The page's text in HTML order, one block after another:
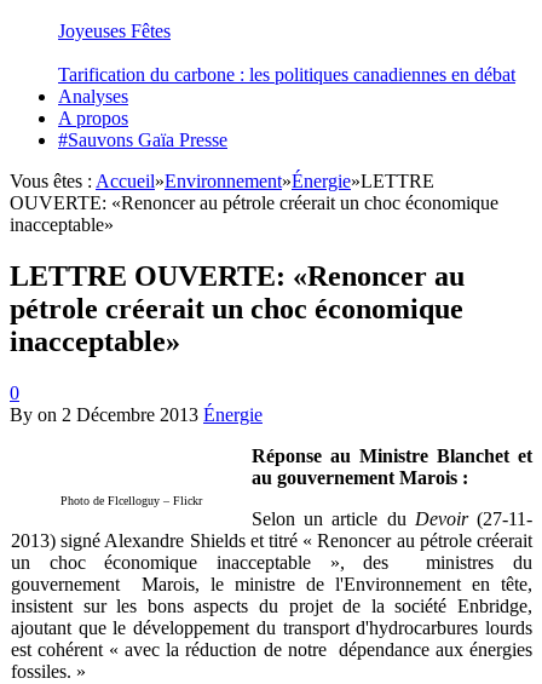
Joyeuses Fêtes
Tarification du carbone : les politiques canadiennes en débat
Analyses
A propos
#Sauvons Gaïa Presse
Vous êtes : Accueil»Environnement»Énergie»LETTRE
OUVERTE: «Renoncer au pétrole créerait un choc économique
inacceptable»
LETTRE OUVERTE: «Renoncer au
pétrole créerait un choc économique
inacceptable»
0
By on 2 Décembre 2013 Énergie
Photo de Flcelloguy – Flickr
Réponse au Ministre Blanchet et
au gouvernement Marois :
Selon un article du Devoir(27-11-
2013) signé Alexandre Shields et titré « Renoncer au pétrole créerait
un choc économique inacceptable », des ministres du
gouvernement Marois, le ministre de l'Environnement en tête,
insistent sur les bons aspects du projet de la société Enbridge,
ajoutant que le développement du transport d'hydrocarbures lourds
est cohérent « avec la réduction de notre dépendance aux énergies
fossiles. »